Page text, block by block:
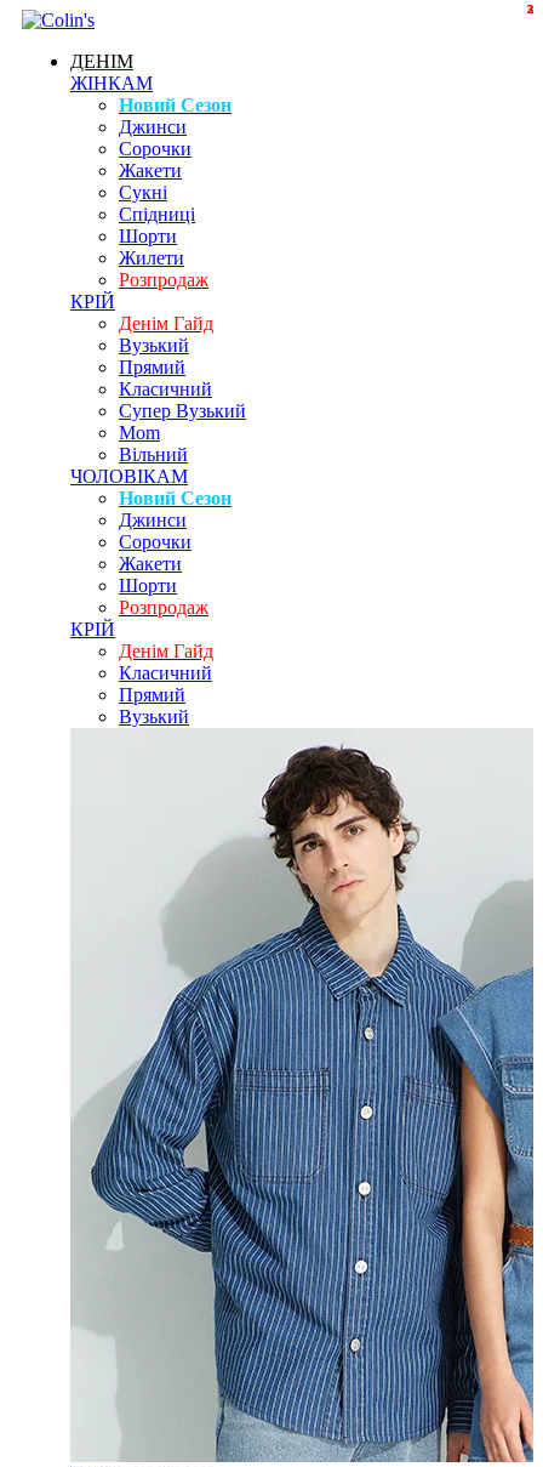
ДЕНІМ
ЖІНКАМ
Новий Сезон
Джинси
Сорочки
Жакети
Сукні
Спідниці
Шорти
Жилети
Розпродаж
КРІЙ
Денім Гайд
Вузький
Прямий
Класичний
Супер Вузький
Mom
Вільний
ЧОЛОВІКАМ
Новий Сезон
Джинси
Сорочки
Жакети
Шорти
Розпродаж
КРІЙ
Денім Гайд
Класичний
Прямий
Вузький
2
2
3
3